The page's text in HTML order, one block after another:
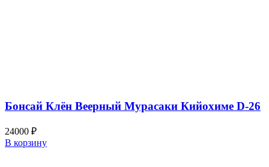
Бонсай Клён Веерный Мурасаки Кийохиме D-26
24000 ₽
В корзину